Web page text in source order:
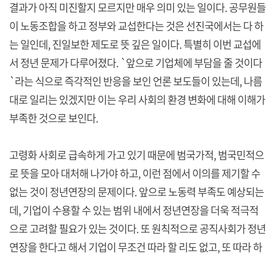
결과가 아직 미진할지 모르지만 매우 의미 있는 일이다. 공무원들
이 노동조합을 하고 정부와 교섭한다는 것은 선진국에서는 다 하
는 일인데, 진일보한 제도로 뜻 깊은 일이다. 특별히 이번 교섭에
서 정년 문제가 다루어졌다. `앞으로 기업체에 부담을 줄 것이다
`라는 식으로 즉각적인 반응을 보인 언론 보도들이 있는데, 나름
대로 일리는 있겠지만 이는 우리 사회의 환경 변화에 대해 이해가
부족한 것으로 보인다.
고령화 사회로 급속하게 가고 있기 때문에 범국가적, 범국민적으
로 뜻을 모아 대처해 나가야 하고, 이런 점에서 이의를 제기할 수
없는 것이 정년연장의 문제이다. 앞으로 노동력 부족도 예상되는
데, 기업이 수용할 수 있는 범위 내에서 정년연장을 더욱 적극적
으로 고려할 필요가 있는 것이다. 또 원칙적으로 공직사회가 정년
연장을 한다고 해서 기업이 무조건 따라 할 리도 없고, 또 따라 하